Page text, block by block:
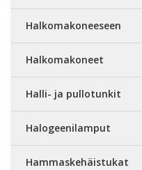
Halkomakoneeseen
Halkomakoneet
Halli- ja pullotunkit
Halogeenilamput
Hammaskehäistukat